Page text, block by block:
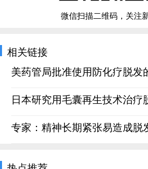
微信扫描二维码，关注
相关链接
美药管局批准使用防化疗脱发
日本研究用毛囊再生技术治疗
专家：精神长期紧张易造成脱